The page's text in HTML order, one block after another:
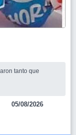
05/08/2026